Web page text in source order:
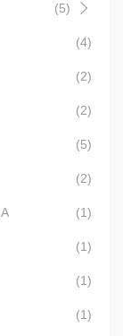
(5)
(4)
(2)
(2)
(5)
(2)
(1)
(1)
(1)
(1)